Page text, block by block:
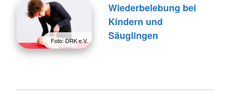
Foto: DRK e.V.
Wiederbelebung bei
Kindern und
Säuglingen